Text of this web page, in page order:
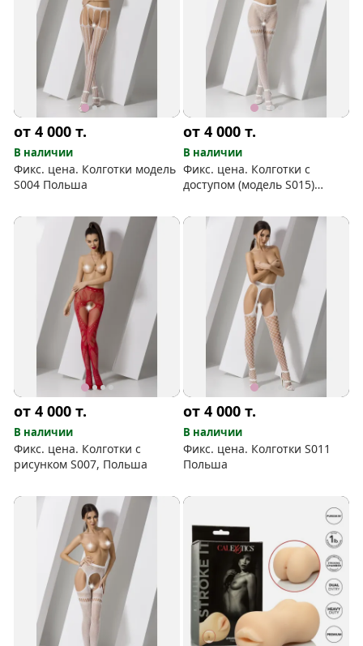
от 4 000т.
В наличии
Фикс. цена. Колготки модель
S004 Польша
от 4 000т.
В наличии
Фикс. цена. Колготки с
доступом (модель S015)
от 4 000т.
В наличии
Фикс. цена. Колготки с
рисунком S007, Польша
от 4 000т.
В наличии
Фикс. цена. Колготки S011
Польша